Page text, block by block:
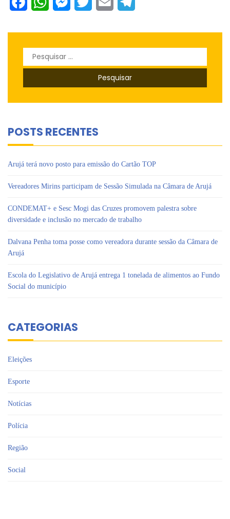
FacebookWhatsAppMessenger
Twitter Email
Pesquisar
por:
POSTS RECENTES
Arujá terá novo posto para emissão do Cartão TOP
Vereadores Mirins participam de Sessão Simulada na Câmara de Arujá
CONDEMAT+ e Sesc Mogi das Cruzes promovem palestra sobre
diversidade e inclusão no mercado de trabalho
Dalvana Penha toma posse como vereadora durante sessão da Câmara de
Arujá
Escola do Legislativo de Arujá entrega 1 tonelada de alimentos ao Fundo
Social do município
CATEGORIAS
Eleições
Esporte
Notícias
Polícia
Região
Social